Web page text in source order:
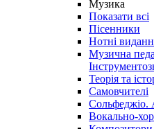
Музика
Показати всі
Пісенники
Нотні
Музична
Теорія та
Самовчителі
Сольфеджіо.
Вокально-